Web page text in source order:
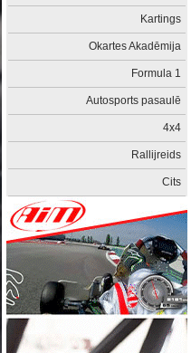
Kartings
Okartes Akadēmija
Formula 1
Autosports pasaulē
4x4
Rallijreids
Cits